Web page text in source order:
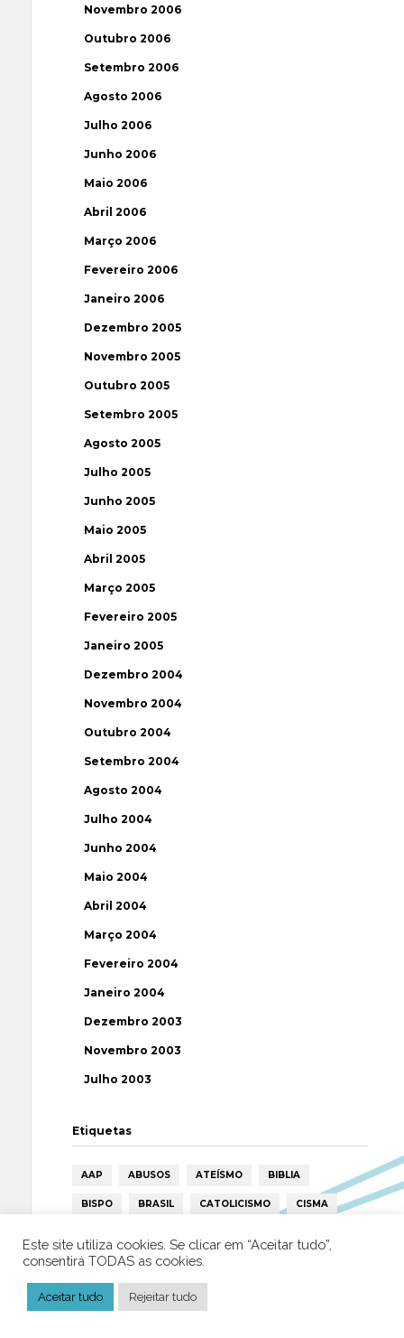
Novembro 2006
Outubro 2006
Setembro 2006
Agosto 2006
Julho 2006
Junho 2006
Maio 2006
Abril 2006
Março 2006
Fevereiro 2006
Janeiro 2006
Dezembro 2005
Novembro 2005
Outubro 2005
Setembro 2005
Agosto 2005
Julho 2005
Junho 2005
Maio 2005
Abril 2005
Março 2005
Fevereiro 2005
Janeiro 2005
Dezembro 2004
Novembro 2004
Outubro 2004
Setembro 2004
Agosto 2004
Julho 2004
Junho 2004
Maio 2004
Abril 2004
Março 2004
Fevereiro 2004
Janeiro 2004
Dezembro 2003
Novembro 2003
Julho 2003
Etiquetas
AAP ABUSOS ATEÍSMO BIBLIA
BISPO BRASIL CATOLICISMO CISMA
DEUS DIREITOS HUMANOS
ESPIRITISMO ESTATÍSTICAS
Este site utiliza cookies. Se clicar em “Aceitar tudo”,
consentirá TODAS as cookies.
Aceitar tudo Rejeitar tudo